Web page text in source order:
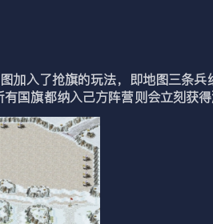
加入了抢旗的玩法，即地图三条兵
国旗都纳入己方阵营则会立刻获得